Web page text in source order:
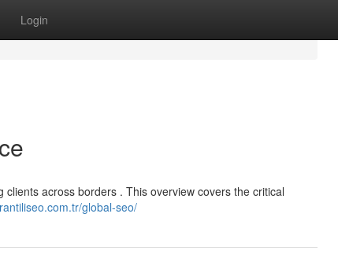
Login
across borders . This overview covers the critical
global-seo/